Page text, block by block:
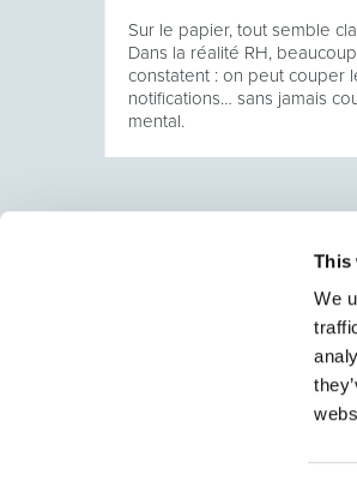
This
We
Sur le papier, tout semble
Dans la réalité RH,
constatent : on peut couper
notifications… sans jamais
mental.
Select rapproche les talents
talents, nous vous